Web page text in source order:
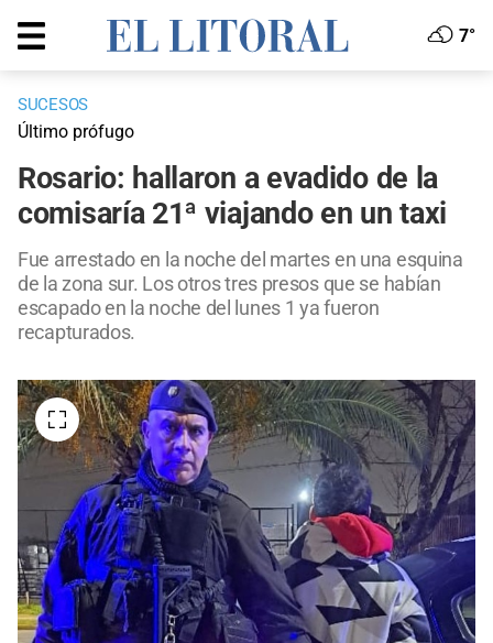
7°
SUCESOS
Último prófugo
Rosario: hallaron a evadido de la
comisaría 21ª viajando en un taxi
Fue arrestado en la noche del martes en una esquina
de la zona sur. Los otros tres presos que se habían
escapado en la noche del lunes 1 ya fueron
recapturados.